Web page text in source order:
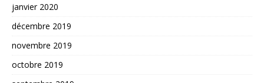
janvier 2020
décembre 2019
novembre 2019
octobre 2019